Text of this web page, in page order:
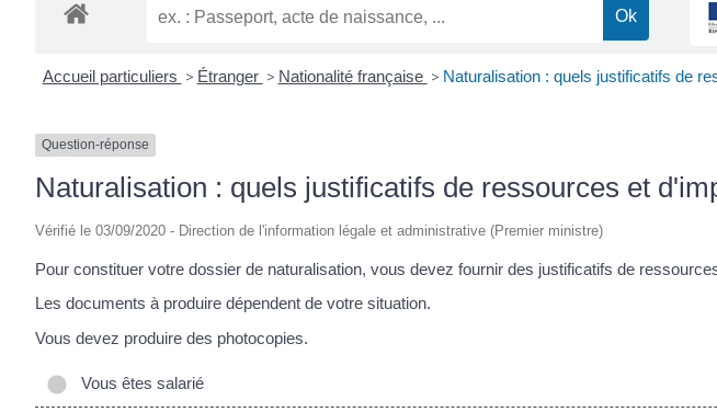
Accueil particuliers > Étranger > Nationalité française > Naturalisation : quels justificatifs de
Question-réponse
Naturalisation : quels justificatifs de ressources et
Vérifié le 03/09/2020 - Direction de l'information légale et administrative (Premier ministre)
Pour constituer votre dossier de naturalisation, vous devez fournir des justificatifs de
Les documents à produire dépendent de votre situation.
Vous devez produire des photocopies.
Vous êtes salarié